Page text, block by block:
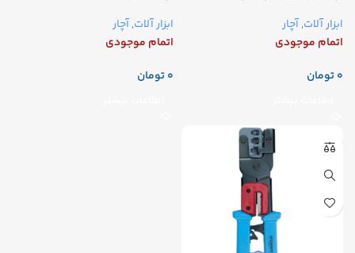
ابزار آلات,آچار
اتمام موجودی
تومان
ابزار آلات,آچار
اتمام موجودی
تومان